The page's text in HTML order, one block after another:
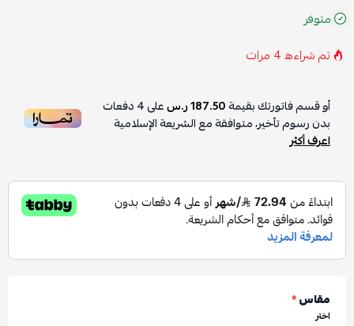
متوفر
تم شراءه4 مرات
أو قسم فاتورتك بقيمة187.50 ر.س على4دفعات
بدون رسوم تأخير، متوافقة مع الشريعة الإسلامية
اعرف أكثر
مقاس*
اختر